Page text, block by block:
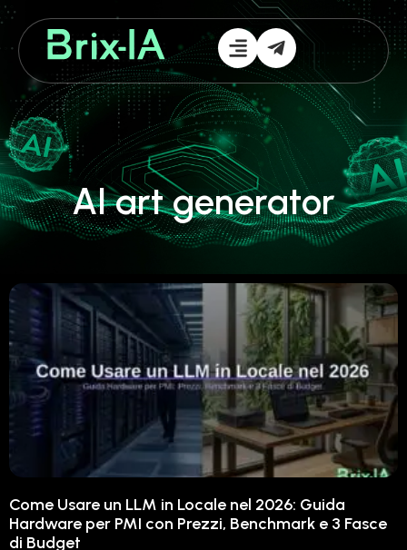
AI art generator
Come Usare un LLM in Locale nel 2026: Guida
Hardware per PMI con Prezzi, Benchmark e 3 Fasce
di Budget